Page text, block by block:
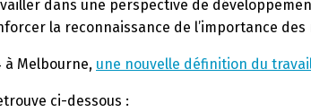
dans une perspective de
la reconnaissance de l’importance
à Melbourne, une nouvelle définition du
ci-dessous :